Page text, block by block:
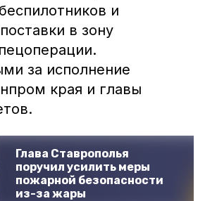
и
в зону
за исполнение
края и главы
Глава Ставрополья
поручил усилить меры
пожарной безопасности
из-за жары